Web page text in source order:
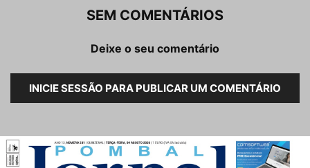
SEM COMENTÁRIOS
Deixe o seu comentário
INICIE SESSÃO PARA PUBLICAR UM COMENTÁRIO